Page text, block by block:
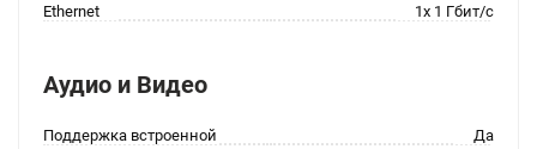
Ethernet
1x 1 Гбит/с
Аудио и Видео
Поддержка встроенной
Да